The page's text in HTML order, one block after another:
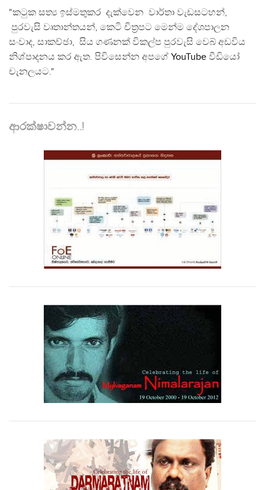
"කටුක සත්‍ය ඉස්මතුකර දැක්වෙන වාර්තා වැඩසටහන්,
පුරවැසි වෘතාන්තයන්, කෙටි චිත්‍රපට මෙන්ම දේශපාලන
සංවාද, සාකච්ඡා, සිය ගණනක් විකල්ප පුරවැසි වෙබ් අඩවිය
නිශ්පාදනය කර ඇත. පිවිසෙන්න අපගේ YouTube වීඩියෝ
චැනලයට."
ආරක්ෂාවන්න..!